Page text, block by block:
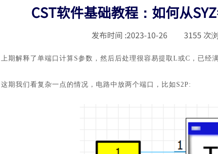
CST软件基础教程：如何从
发布时间 :2023-10-26 3155 次
上期解释了单端口计算S参数，然后后处理很容易提取L或C，已经
这期我们看复杂一点的情况，电路中放两个端口，比如 S2P: